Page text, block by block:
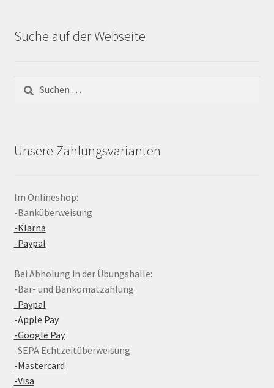
Suche auf der Webseite
nach:
Unsere Zahlungsvarianten
Im Onlineshop:
-Banküberweisung
-Klarna
-Paypal
Bei Abholung in der Übungshalle:
-Bar- und Bankomatzahlung
-Paypal
-Apple Pay
-Google Pay
-SEPA Echtzeitüberweisung
-Mastercard
-Visa